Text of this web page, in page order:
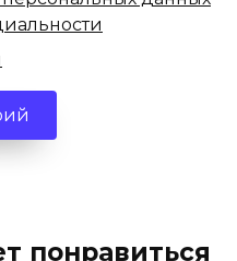
понравиться